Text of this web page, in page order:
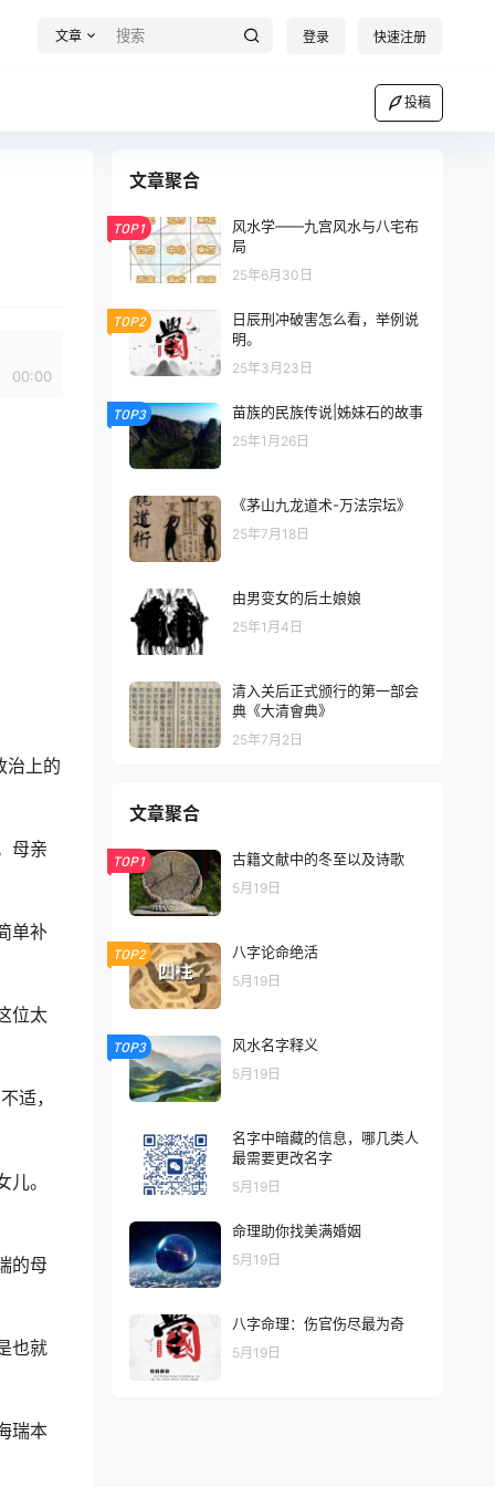
文章 登录 快速注册
投稿
00:00
治上的
母亲
单补
位太
适，
。
的母
也就
瑞本
文章聚合
TOP1
风水学——九宫风水与八宅布
局
25年6月30日
TOP2
日辰刑冲破害怎么看，举例说
明。
25年3月23日
TOP3 苗族的民族传说|姊妹石的故事
25年1月26日
《茅山九龙道术-万法宗坛》
25年7月18日
由男变女的后土娘娘
25年1月4日
清入关后正式颁行的第一部会
典《大清會典》
25年7月2日
文章聚合
TOP1 古籍文献中的冬至以及诗歌
5月19日
TOP2 八字论命绝活
5月19日
TOP3 风水名字释义
5月19日
名字中暗藏的信息，哪几类人
最需要更改名字
5月19日
命理助你找美满婚姻
5月19日
八字命理：伤官伤尽最为奇
5月19日